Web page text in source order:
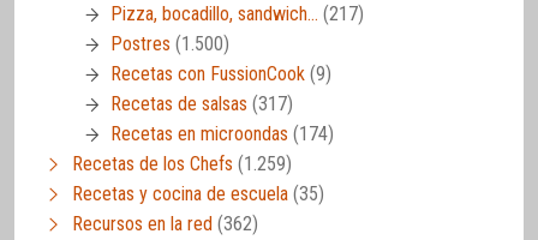
Pizza, bocadillo, sandwich… (217)
Postres (1.500)
Recetas con FussionCook (9)
Recetas de salsas (317)
Recetas en microondas (174)
Recetas de los Chefs (1.259)
Recetas y cocina de escuela (35)
Recursos en la red (362)